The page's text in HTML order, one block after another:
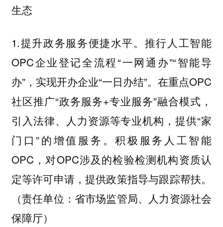
生态
1.提升政务服务便捷水平。推行人工智能
OPC企业登记全流程“一网通办”“智能导
办”，实现开办企业“一日办结”。在重点OPC
社区推广“政务服务+专业服务”融合模式，
引入法律、人力资源等专业机构，提供“家
门口”的增值服务。积极服务人工智能
OPC，对OPC涉及的检验检测机构资质认
定等许可申请，提供政策指导与跟踪帮扶。
（责任单位：省市场监管局、人力资源社会
保障厅）